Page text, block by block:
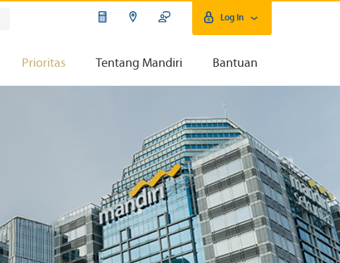
Log In
Prioritas Tentang Mandiri Bantuan